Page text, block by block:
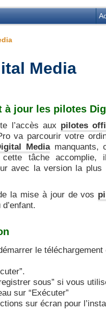
Media
à jour les pilotes
l’accès aux pilotes
va parcourir votre
Mediamanquants,
tâche accomplie,
avec la version la plus
la mise à jour de vos
le téléchargement
sous” si vous
sur “Exécuter”
sur écran pour